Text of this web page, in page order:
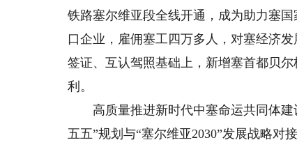
铁路塞尔维亚段全线开通，成为助力塞
口企业，雇佣塞工四万多人，对塞经济
签证、互认驾照基础上，新增塞首都贝
利。
高质量推进新时代中塞命运共同体建
五五”规划与“塞尔维亚2030”发展战略对